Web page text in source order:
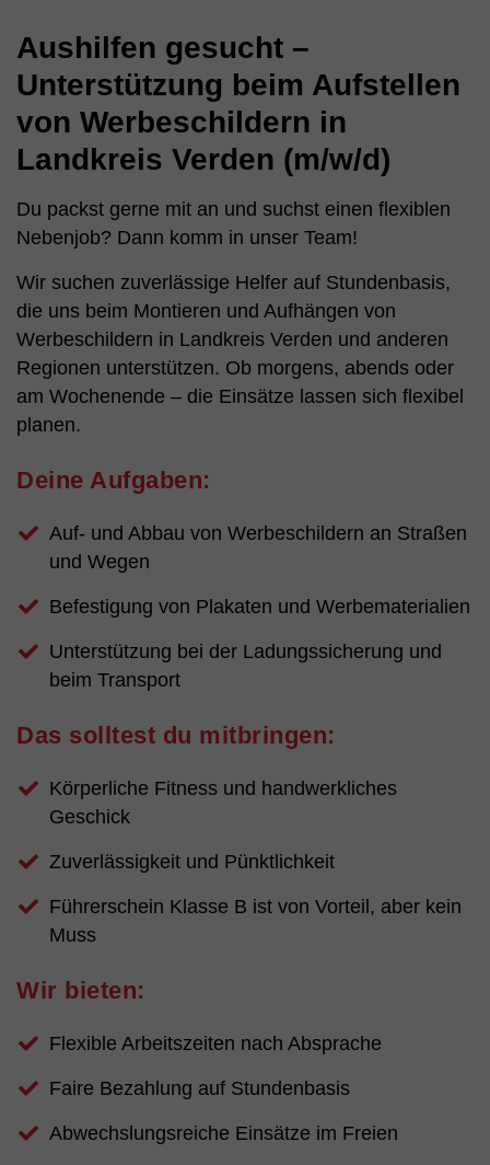
Aushilfen gesucht –
Unterstützung beim Aufstellen
von Werbeschildern in
Landkreis Verden (m/w/d)
Du packst gerne mit an und suchst einen flexiblen
Nebenjob? Dann komm in unser Team!
Wir suchen zuverlässige Helfer auf Stundenbasis,
die uns beim Montieren und Aufhängen von
Werbeschildern in Landkreis Verden und anderen
Regionen unterstützen. Ob morgens, abends oder
am Wochenende – die Einsätze lassen sich flexibel
planen.
Deine Aufgaben:
Auf- und Abbau von Werbeschildern an Straßen
und Wegen
Befestigung von Plakaten und Werbematerialien
Unterstützung bei der Ladungssicherung und
beim Transport
Das solltest du mitbringen:
Körperliche Fitness und handwerkliches
Geschick
Zuverlässigkeit und Pünktlichkeit
Führerschein Klasse B ist von Vorteil, aber kein
Muss
Wir bieten:
Flexible Arbeitszeiten nach Absprache
Faire Bezahlung auf Stundenbasis
Abwechslungsreiche Einsätze im Freien